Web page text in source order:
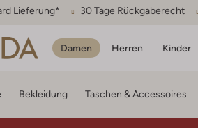
Lieferung* 30 Tage Rückgaberecht
Damen Herren Kinder
Bekleidung Taschen & Accessoires